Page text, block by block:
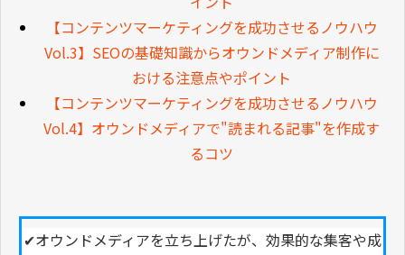
【コンテンツマーケティングを成功させるノウハウ
Vol.3】SEOの基礎知識からオウンドメディア制作に
おける注意点やポイント
【コンテンツマーケティングを成功させるノウハウ
Vol.4】オウンドメディアで"読まれる記事"を作成す
るコツ
✔オウンドメディアを立ち上げたが、効果的な集客や成